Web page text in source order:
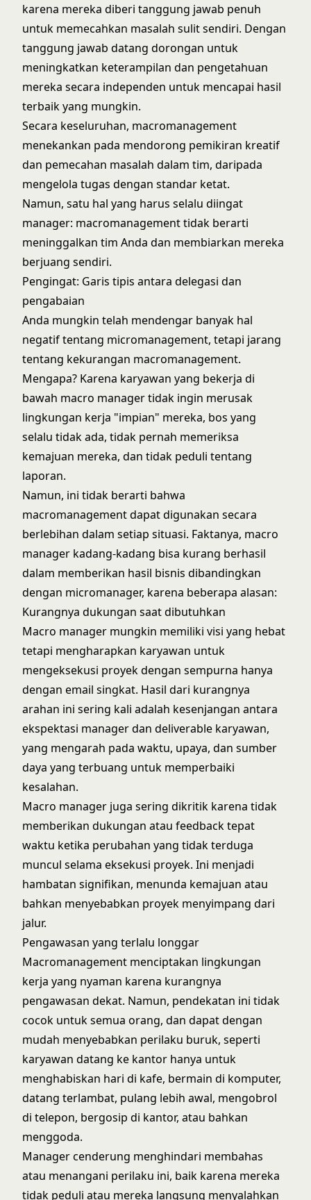
karena mereka diberi tanggung jawab penuh
untuk memecahkan masalah sulit sendiri. Dengan
tanggung jawab datang dorongan untuk
meningkatkan keterampilan dan pengetahuan
mereka secara independen untuk mencapai hasil
terbaik yang mungkin.
Secara keseluruhan, macromanagement
menekankan pada mendorong pemikiran kreatif
dan pemecahan masalah dalam tim, daripada
mengelola tugas dengan standar ketat.
Namun, satu hal yang harus selalu diingat
manager: macromanagement tidak berarti
meninggalkan tim Anda dan membiarkan mereka
berjuang sendiri.
Pengingat: Garis tipis antara delegasi dan
pengabaian
Anda mungkin telah mendengar banyak hal
negatif tentang micromanagement, tetapi jarang
tentang kekurangan macromanagement.
Mengapa? Karena karyawan yang bekerja di
bawah macro manager tidak ingin merusak
lingkungan kerja "impian" mereka, bos yang
selalu tidak ada, tidak pernah memeriksa
kemajuan mereka, dan tidak peduli tentang
laporan.
Namun, ini tidak berarti bahwa
macromanagement dapat digunakan secara
berlebihan dalam setiap situasi. Faktanya, macro
manager kadang-kadang bisa kurang berhasil
dalam memberikan hasil bisnis dibandingkan
dengan micromanager, karena beberapa alasan:
Kurangnya dukungan saat dibutuhkan
Macro manager mungkin memiliki visi yang hebat
tetapi mengharapkan karyawan untuk
mengeksekusi proyek dengan sempurna hanya
dengan email singkat. Hasil dari kurangnya
arahan ini sering kali adalah kesenjangan antara
ekspektasi manager dan deliverable karyawan,
yang mengarah pada waktu, upaya, dan sumber
daya yang terbuang untuk memperbaiki
kesalahan.
Macro manager juga sering dikritik karena tidak
memberikan dukungan atau feedback tepat
waktu ketika perubahan yang tidak terduga
muncul selama eksekusi proyek. Ini menjadi
hambatan signifikan, menunda kemajuan atau
bahkan menyebabkan proyek menyimpang dari
jalur.
Pengawasan yang terlalu longgar
Macromanagement menciptakan lingkungan
kerja yang nyaman karena kurangnya
pengawasan dekat. Namun, pendekatan ini tidak
cocok untuk semua orang, dan dapat dengan
mudah menyebabkan perilaku buruk, seperti
karyawan datang ke kantor hanya untuk
menghabiskan hari di kafe, bermain di komputer,
datang terlambat, pulang lebih awal, mengobrol
di telepon, bergosip di kantor, atau bahkan
menggoda.
Manager cenderung menghindari membahas
atau menangani perilaku ini, baik karena mereka
tidak peduli atau mereka langsung menyalahkan